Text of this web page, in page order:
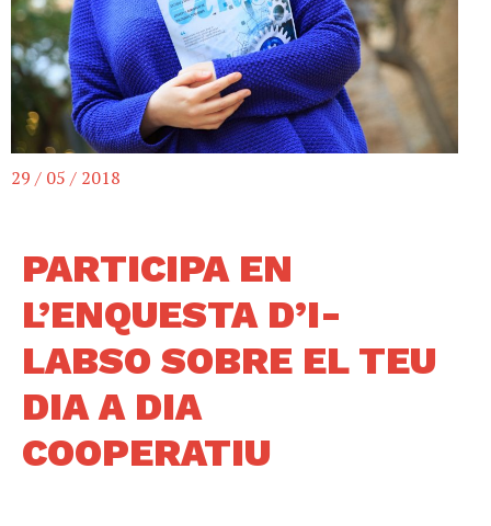
29 / 05 / 2018
PARTICIPA EN
L’ENQUESTA D’I-
LABSO SOBRE EL TEU
DIA A DIA
COOPERATIU